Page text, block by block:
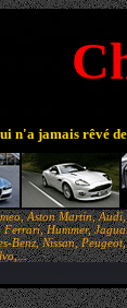
n'a jamais rêvé
Aston Martin,
Ferrari, Hummer,
Benz, Nissan,